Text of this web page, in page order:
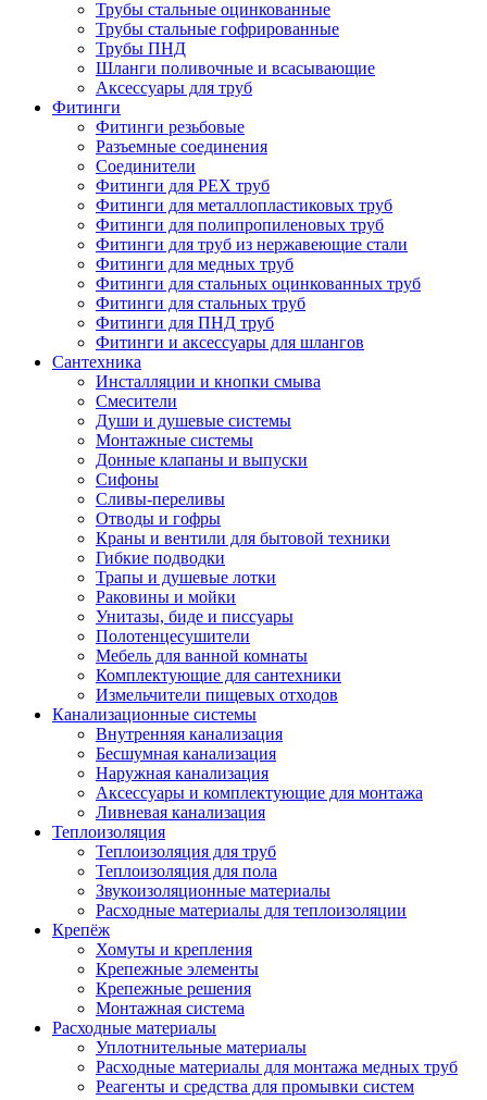
Трубы стальные оцинкованные
Трубы стальные гофрированные
Трубы ПНД
Шланги поливочные и всасывающие
Аксессуары для труб
Фитинги
Фитинги резьбовые
Разъемные соединения
Соединители
Фитинги для PEX труб
Фитинги для металлопластиковых труб
Фитинги для полипропиленовых труб
Фитинги для труб из нержавеющие стали
Фитинги для медных труб
Фитинги для стальных оцинкованных труб
Фитинги для стальных труб
Фитинги для ПНД труб
Фитинги и аксессуары для шлангов
Сантехника
Инсталляции и кнопки смыва
Смесители
Души и душевые системы
Монтажные системы
Донные клапаны и выпуски
Сифоны
Сливы-переливы
Отводы и гофры
Краны и вентили для бытовой техники
Гибкие подводки
Трапы и душевые лотки
Раковины и мойки
Унитазы, биде и писсуары
Полотенцесушители
Мебель для ванной комнаты
Комплектующие для сантехники
Измельчители пищевых отходов
Канализационные системы
Внутренняя канализация
Бесшумная канализация
Наружная канализация
Аксессуары и комплектующие для монтажа
Ливневая канализация
Теплоизоляция
Теплоизоляция для труб
Теплоизоляция для пола
Звукоизоляционные материалы
Расходные материалы для теплоизоляции
Крепёж
Хомуты и крепления
Крепежные элементы
Крепежные решения
Монтажная система
Расходные материалы
Уплотнительные материалы
Расходные материалы для монтажа медных труб
Реагенты и средства для промывки систем